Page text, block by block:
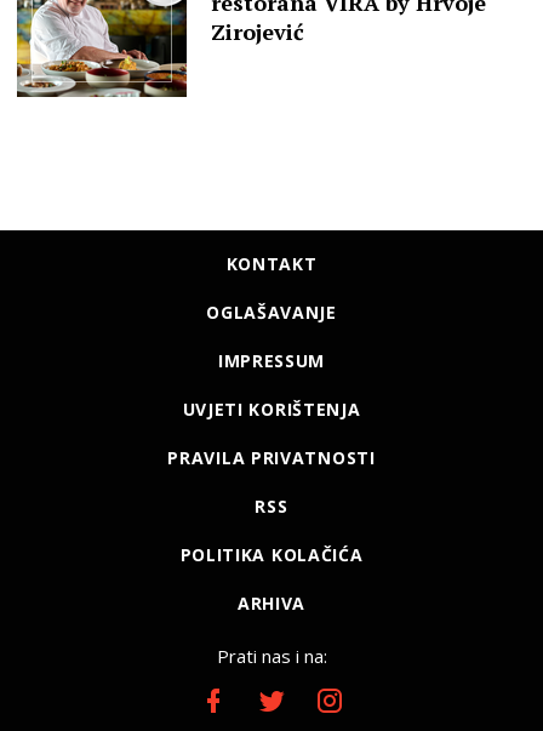
Zirojević
KONTAKT
OGLAŠAVANJE
IMPRESSUM
UVJETI KORIŠTENJA
PRAVILA PRIVATNOSTI
RSS
POLITIKA KOLAČIĆA
ARHIVA
Prati nas i na: